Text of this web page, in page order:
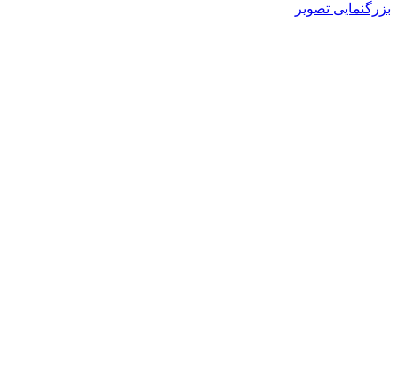
بزرگنمایی تصویر